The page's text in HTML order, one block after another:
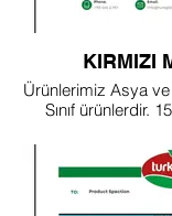
KIRMIZI
Ürünlerimiz Asya
Sınıf ürünlerdir.